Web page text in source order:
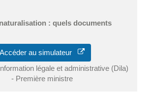
: quels documents
Accéder au simulateur
légale et administrative (Dila)
- Première ministre